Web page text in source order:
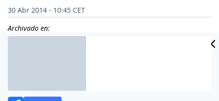
30 Abr 2014 - 10:45 CET
Archivado en: